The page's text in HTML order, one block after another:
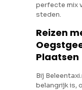
perfecte mix
steden.
Reizen
Plaatsen
Bij
belangrijk is,